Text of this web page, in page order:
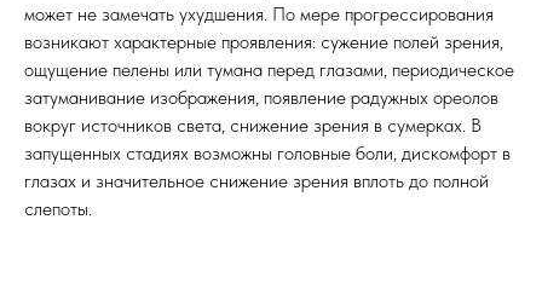
может не замечать ухудшения. По мере прогрессирования
возникают характерные проявления: сужение полей зрения,
ощущение пелены или тумана перед глазами, периодическое
затуманивание изображения, появление радужных ореолов
вокруг источников света, снижение зрения в сумерках. В
запущенных стадиях возможны головные боли, дискомфорт в
глазах и значительное снижение зрения вплоть до полной
слепоты.